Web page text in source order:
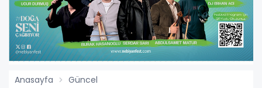
Anasayfa Güncel